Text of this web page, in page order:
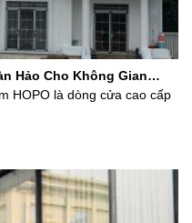
Hảo Cho Không Gian
HOPO là dòng cửa cao cấp